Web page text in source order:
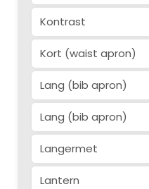
Kontrast
Kort (waist apron)
Lang (bib apron)
Lang (bib apron)
Langermet
Lantern